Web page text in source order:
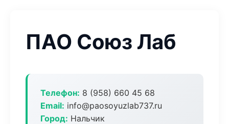
ПАО Союз Лаб
Телефон: 8 (958) 660 45 68
Email: info@paosoyuzlab737.ru
Город: Нальчик